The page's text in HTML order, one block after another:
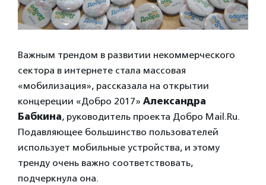
Важным трендом в развитии некоммерческого
сектора в интернете стала массовая
«мобилизация», рассказала на открытии
концереции «Добро 2017» Александра
Бабкина, руководитель проекта Добро Mail.Ru.
Подавляющее большинство пользователей
использует мобильные устройства, и этому
тренду очень важно соответствовать,
подчеркнула она.